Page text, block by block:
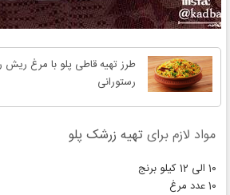
طرز تهیه قاطی پلو با مرغ
رستورانی
مواد لازم برای تهیه زرشک پلو
10 الی 12 کیلو برنج
10 عدد مرغ